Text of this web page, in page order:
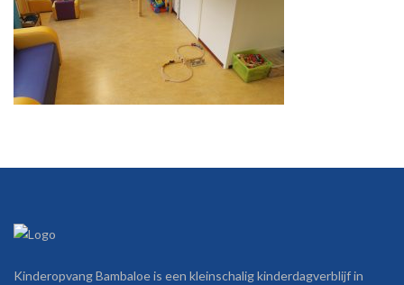
Kinderopvang Bambaloe is een kleinschalig kinderdagverblijf in